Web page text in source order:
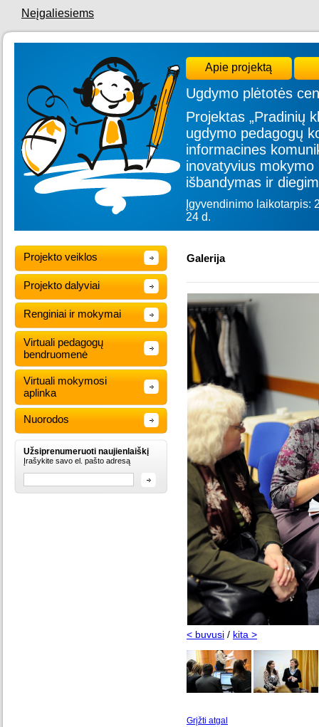
Neįgaliesiems
Apie projektą
Ugdymo plėtotės
Projektas „Pradinių
ugdymo pedagogų
informacines
inovatyvius
išbandymas ir
Įgyvendinimo laikotarpis:
24 d.
Projekto veiklos
Projekto dalyviai
Renginiai ir mokymai
Virtuali pedagogų
bendruomenė
Virtuali mokymosi
aplinka
Nuorodos
Užsiprenumeruoti naujienlaiškį
Įrašykite savo el. pašto adresą
Galerija
< buvusi / kita >
Grįžti atgal